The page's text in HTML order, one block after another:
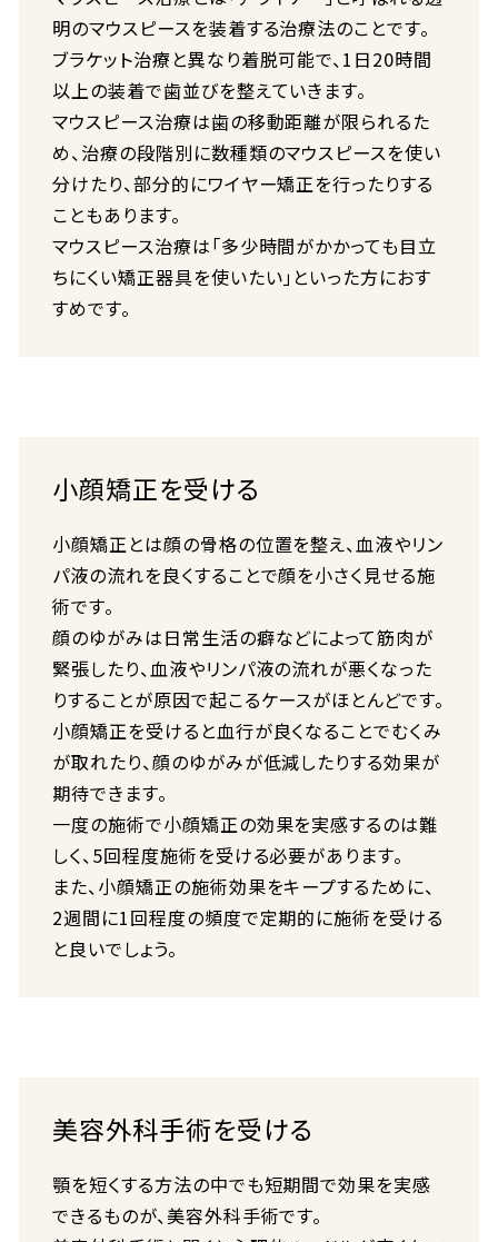
明のマウスピースを装着する治療法のことです。
ブラケット治療と異なり着脱可能で、1日20時間
以上の装着で歯並びを整えていきます。
マウスピース治療は歯の移動距離が限られるた
め、治療の段階別に数種類のマウスピースを使い
分けたり、部分的にワイヤー矯正を行ったりする
こともあります。
マウスピース治療は「多少時間がかかっても目立
ちにくい矯正器具を使いたい」といった方におす
すめです。
小顔矯正を受ける
小顔矯正とは顔の骨格の位置を整え、血液やリン
パ液の流れを良くすることで顔を小さく見せる施
術です。
顔のゆがみは日常生活の癖などによって筋肉が
緊張したり、血液やリンパ液の流れが悪くなった
りすることが原因で起こるケースがほとんどです。
小顔矯正を受けると血行が良くなることでむくみ
が取れたり、顔のゆがみが低減したりする効果が
期待できます。
一度の施術で小顔矯正の効果を実感するのは難
しく、5回程度施術を受ける必要があります。
また、小顔矯正の施術効果をキープするために、
2週間に1回程度の頻度で定期的に施術を受ける
と良いでしょう。
美容外科手術を受ける
顎を短くする方法の中でも短期間で効果を実感
できるものが、美容外科手術です。